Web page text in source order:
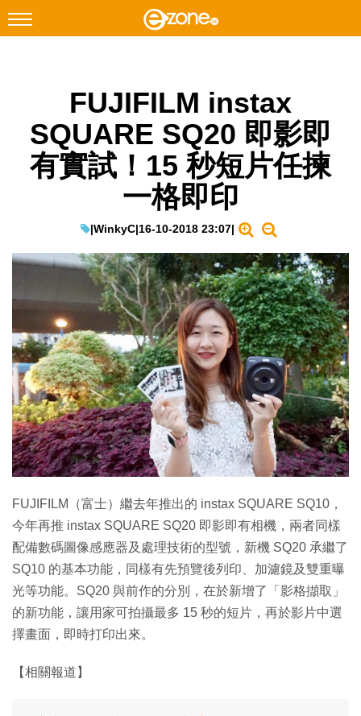
Facebook Instagram
科技焦點
網絡生活
EduTech
生成式AI與雲端應用
Enterprise Digital Transformation
特集
FUJIFILM instax
SQUARE SQ20 即影即
有實試！15 秒短片任揀
一格即印
|WinkyC|16-10-2018 23:07|
FUJIFILM（富士）繼去年推出的 instax SQUARE SQ10，
今年再推 instax SQUARE SQ20 即影即有相機，兩者同樣
配備數碼圖像感應器及處理技術的型號，新機 SQ20 承繼了
SQ10 的基本功能，同樣有先預覽後列印、加濾鏡及雙重曝
光等功能。SQ20 與前作的分別，在於新增了「影格擷取」
的新功能，讓用家可拍攝最多 15 秒的短片，再於影片中選
擇畫面，即時打印出來。
【相關報道】